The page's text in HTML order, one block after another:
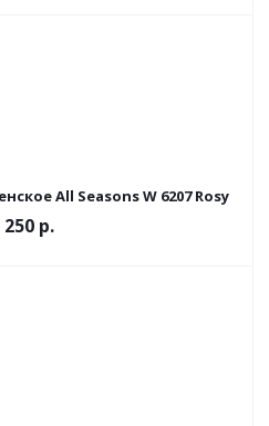
All Seasons W 6207 Rosy
250 р.